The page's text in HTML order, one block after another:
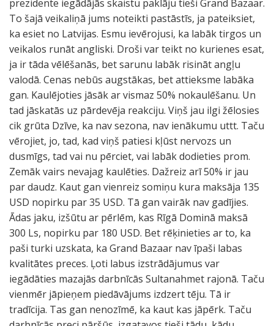
prezidente iegādājās skaistu paklāju tieši Grand Bazaar.
To šajā veikaliņā jums noteikti pastāstīs, ja pateiksiet,
ka esiet no Latvijas. Esmu ievērojusi, ka labāk tirgos un
veikalos runāt angliski. Droši var teikt no kurienes esat,
ja ir tāda vēlēšanās, bet sarunu labāk risināt angļu
valodā. Cenas nebūs augstākas, bet attieksme labāka
gan. Kaulējoties jāsāk ar vismaz 50% nokaulēšanu. Un
tad jāskatās uz pārdevēja reakciju. Viņš jau ilgi žēlosies
cik grūta Dzīve, ka nav sezona, nav ienākumu uttt. Taču
vērojiet, jo, tad, kad viņš patiesi kļūst nervozs un
dusmīgs, tad vai nu pērciet, vai labāk dodieties prom.
Zemāk vairs nevajag kaulēties. Dažreiz arī 50% ir jau
par daudz. Kaut gan vienreiz somiņu kura maksāja 135
USD nopirku par 35 USD. Tā gan vairāk nav gadījies.
Ādas jaku, izšūtu ar pērlēm, kas Rīgā Dominā maksā
300 Ls, nopirku par 180 USD. Bet rēķinieties ar to, ka
paši turki uzskata, ka Grand Bazaar nav īpaši labas
kvalitātes preces. Ļoti labus izstrādājumus var
iegādāties mazajās darbnīcās Sultanahmet rajonā. Taču
vienmēr jāpieņem piedāvājums izdzert tēju. Tā ir
tradīcija. Tas gan nenozīmē, ka kaut kas jāpērk. Taču